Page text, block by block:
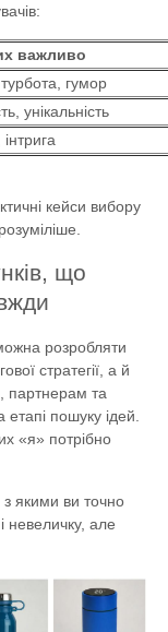
важливо
гумор
унікальність
кейси вибору
що
розробляти
стратегії, а й
партнерам та
пошуку ідей.
«я» потрібно
з якими ви точно
невеличку, але